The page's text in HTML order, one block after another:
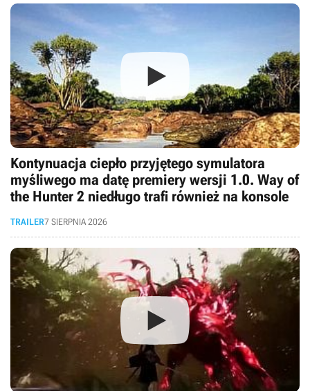
Kontynuacja ciepło przyjętego symulatora
myśliwego ma datę premiery wersji 1.0. Way of
the Hunter 2 niedługo trafi również na konsole
TRAILER7 SIERPNIA 2026